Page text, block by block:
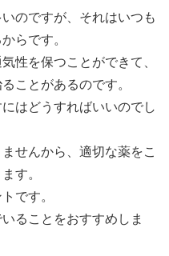
のですが、それはいつも
らです。
性を保つことができて、
ことがあるのです。
はどうすればいいのでし
せんから、適切な薬をこ
す。
です。
ることをおすすめしま